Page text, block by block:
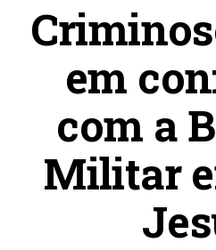
em
com a
Militar